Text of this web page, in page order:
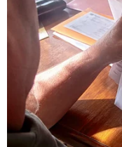
hàng và các
thời tạo nền
cao hiệu quả
vững trong
Samsung